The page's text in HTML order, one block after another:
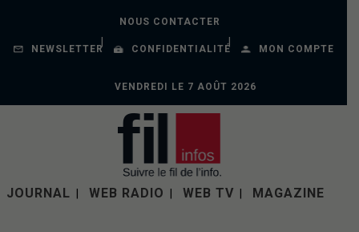
NOUS CONTACTER
NEWSLETTER CONFIDENTIALITÉ MON COMPTE
VENDREDI LE 7 AOÛT 2026
JOURNAL WEB RADIO WEB TV MAGAZINE